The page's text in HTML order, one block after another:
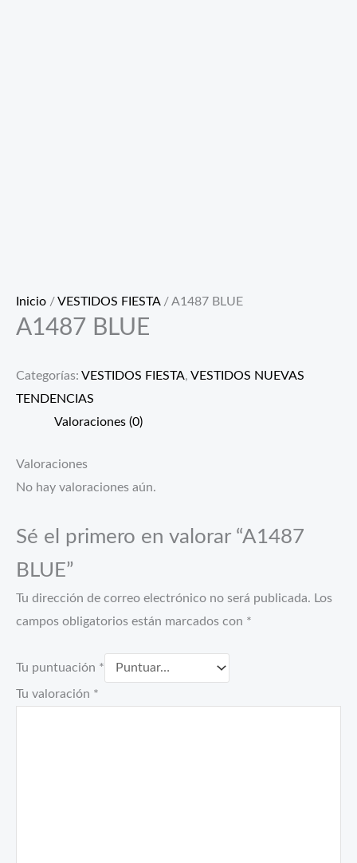
Inicio /VESTIDOS FIESTA/ A1487 BLUE
A1487 BLUE
Categorías: VESTIDOS FIESTA, VESTIDOS NUEVAS
TENDENCIAS
Valoraciones (0)
Valoraciones
No hay valoraciones aún.
Sé el primero en valorar “A1487
BLUE”
Tu dirección de correo electrónico no será publicada. Los
campos obligatorios están marcados con *
Tu puntuación *
Tu valoración *